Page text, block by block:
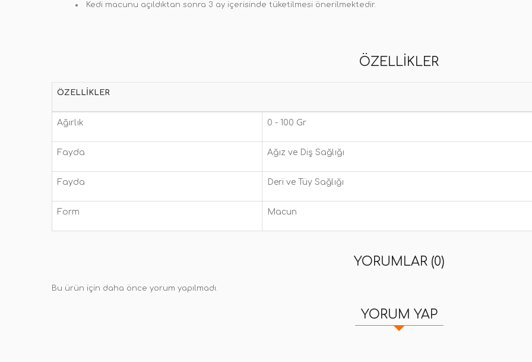
Kedi macunu açıldıktan sonra 3 ay içerisinde tüketilmesi önerilmektedir.
ÖZELLIKLER
ÖZELLIKLER
Ağırlık 0 - 100 Gr
Fayda Ağız ve Diş Sağlığı
Fayda Deri ve Tüy Sağlığı
Form Macun
YORUMLAR (0)
Bu ürün için daha önce yorum yapılmadı.
YORUM YAP